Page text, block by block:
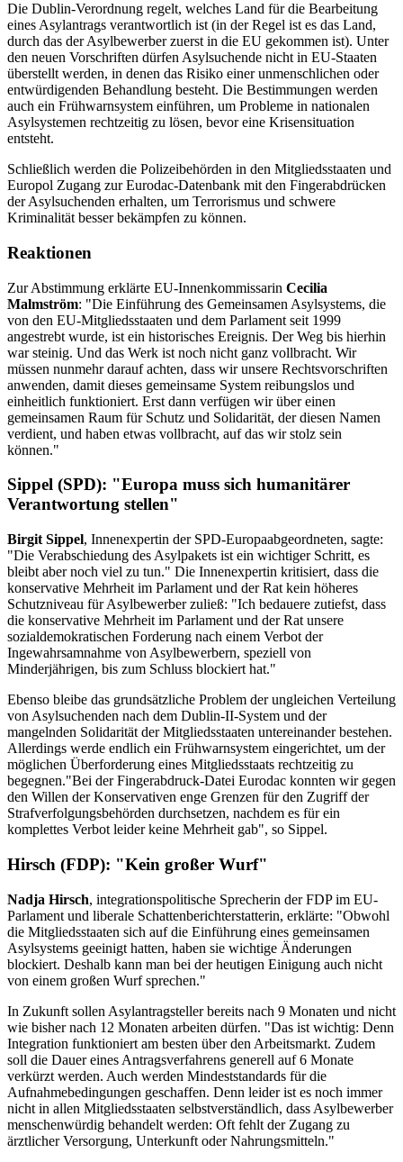
Die Dublin-Verordnung regelt, welches Land für die Bearbeitung
eines Asylantrags verantwortlich ist (in der Regel ist es das Land,
durch das der Asylbewerber zuerst in die EU gekommen ist). Unter
den neuen Vorschriften dürfen Asylsuchende nicht in EU-Staaten
überstellt werden, in denen das Risiko einer unmenschlichen oder
entwürdigenden Behandlung besteht. Die Bestimmungen werden
auch ein Frühwarnsystem einführen, um Probleme in nationalen
Asylsystemen rechtzeitig zu lösen, bevor eine Krisensituation
entsteht.
Schließlich werden die Polizeibehörden in den Mitgliedsstaaten und
Europol Zugang zur Eurodac-Datenbank mit den Fingerabdrücken
der Asylsuchenden erhalten, um Terrorismus und schwere
Kriminalität besser bekämpfen zu können.
Reaktionen
Zur Abstimmung erklärte EU-Innenkommissarin Cecilia
Malmström: "Die Einführung des Gemeinsamen Asylsystems, die
von den EU-Mitgliedsstaaten und dem Parlament seit 1999
angestrebt wurde, ist ein historisches Ereignis. Der Weg bis hierhin
war steinig. Und das Werk ist noch nicht ganz vollbracht. Wir
müssen nunmehr darauf achten, dass wir unsere Rechtsvorschriften
anwenden, damit dieses gemeinsame System reibungslos und
einheitlich funktioniert. Erst dann verfügen wir über einen
gemeinsamen Raum für Schutz und Solidarität, der diesen Namen
verdient, und haben etwas vollbracht, auf das wir stolz sein
können."
Sippel (SPD): "Europa muss sich humanitärer
Verantwortung stellen"
Birgit Sippel, Innenexpertin der SPD-Europaabgeordneten, sagte:
"Die Verabschiedung des Asylpakets ist ein wichtiger Schritt, es
bleibt aber noch viel zu tun." Die Innenexpertin kritisiert, dass die
konservative Mehrheit im Parlament und der Rat kein höheres
Schutzniveau für Asylbewerber zuließ: "Ich bedauere zutiefst, dass
die konservative Mehrheit im Parlament und der Rat unsere
sozialdemokratischen Forderung nach einem Verbot der
Ingewahrsamnahme von Asylbewerbern, speziell von
Minderjährigen, bis zum Schluss blockiert hat."
Ebenso bleibe das grundsätzliche Problem der ungleichen Verteilung
von Asylsuchenden nach dem Dublin-II-System und der
mangelnden Solidarität der Mitgliedsstaaten untereinander bestehen.
Allerdings werde endlich ein Frühwarnsystem eingerichtet, um der
möglichen Überforderung eines Mitgliedsstaats rechtzeitig zu
begegnen."Bei der Fingerabdruck-Datei Eurodac konnten wir gegen
den Willen der Konservativen enge Grenzen für den Zugriff der
Strafverfolgungsbehörden durchsetzen, nachdem es für ein
komplettes Verbot leider keine Mehrheit gab", so Sippel.
Hirsch (FDP): "Kein großer Wurf"
Nadja Hirsch, integrationspolitische Sprecherin der FDP im EU-
Parlament und liberale Schattenberichterstatterin, erklärte: "Obwohl
die Mitgliedsstaaten sich auf die Einführung eines gemeinsamen
Asylsystems geeinigt hatten, haben sie wichtige Änderungen
blockiert. Deshalb kann man bei der heutigen Einigung auch nicht
von einem großen Wurf sprechen."
In Zukunft sollen Asylantragsteller bereits nach 9 Monaten und nicht
wie bisher nach 12 Monaten arbeiten dürfen. "Das ist wichtig: Denn
Integration funktioniert am besten über den Arbeitsmarkt. Zudem
soll die Dauer eines Antragsverfahrens generell auf 6 Monate
verkürzt werden. Auch werden Mindeststandards für die
Aufnahmebedingungen geschaffen. Denn leider ist es noch immer
nicht in allen Mitgliedsstaaten selbstverständlich, dass Asylbewerber
menschenwürdig behandelt werden: Oft fehlt der Zugang zu
ärztlicher Versorgung, Unterkunft oder Nahrungsmitteln."